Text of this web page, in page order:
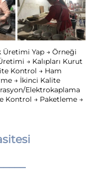
Üretimi Yap → Örneği
→ Kalıpları Kurut
Kontrol → Ham
→ İkinci Kalite
Elektrokaplama
Kontrol → Paketleme →